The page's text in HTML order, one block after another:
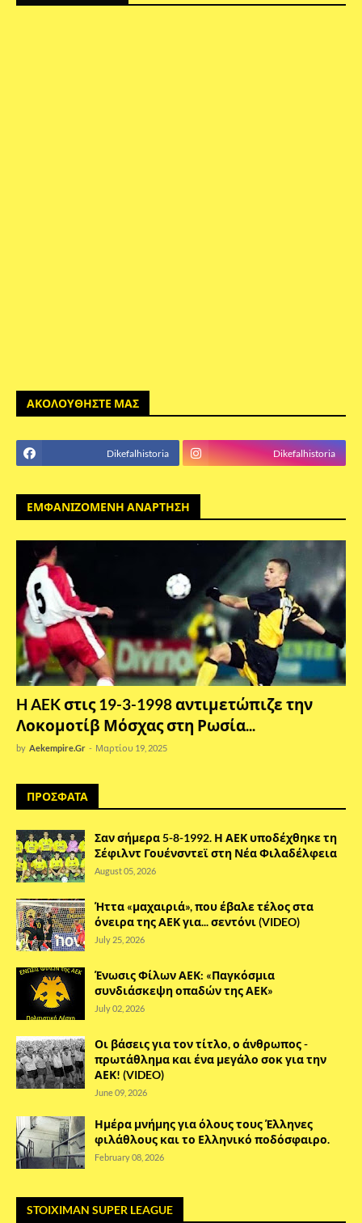
ΑΚΟΛΟΥΘΗΣΤΕ ΜΑΣ
Dikefalhistoria Dikefalhistoria
ΕΜΦΑΝΙΖΟΜΕΝΗ ΑΝΑΡΤΗΣΗ
H AEK στις 19-3-1998 αντιμετώπιζε την
Λοκομοτίβ Μόσχας στη Ρωσία...
by Aekempire.Gr - Μαρτίου 19, 2025
ΠΡΟΣΦΑΤΑ
Σαν σήμερα 5-8-1992. Η ΑΕΚ υποδέχθηκε τη
Σέφιλντ Γουένσντεϊ στη Νέα Φιλαδέλφεια
August 05, 2026
Ήττα «μαχαιριά», που έβαλε τέλος στα
όνειρα της ΑΕΚ για... σεντόνι (VIDEO)
July 25, 2026
Ένωσις Φίλων ΑΕΚ: «Παγκόσμια
συνδιάσκεψη οπαδών της ΑΕΚ»
July 02, 2026
Οι βάσεις για τον τίτλο, ο άνθρωπος -
πρωτάθλημα και ένα μεγάλο σοκ για την
ΑΕΚ! (VIDEO)
June 09, 2026
Ημέρα μνήμης για όλους τους Έλληνες
φιλάθλους και το Ελληνικό ποδόσφαιρο.
February 08, 2026
STOIXIMAN SUPER LEAGUE